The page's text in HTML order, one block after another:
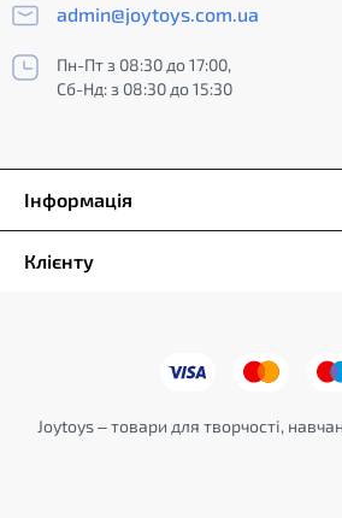
admin@joytoys.com.ua
Пн-Пт з 08:30 до 17:00,
Сб-Нд: з 08:30 до 15:30
Інформація
Клієнту
Joytoys – товари для творчості,